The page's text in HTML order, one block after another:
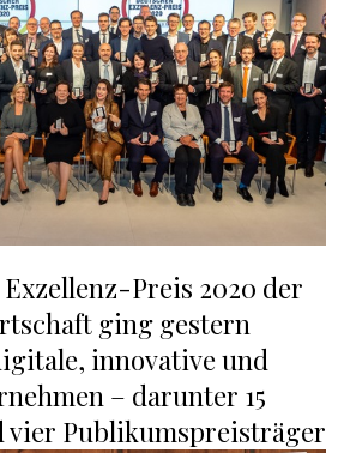
Preis 2020 der
ging gestern
innovative und
– darunter 15
vier Publikumspreisträger